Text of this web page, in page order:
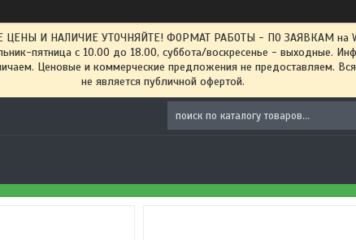
И НАЛИЧИЕ УТОЧНЯЙТЕ! ФОРМАТ РАБОТЫ - ПО ЗАЯВКАМ на
пятница с 10.00 до 18.00, суббота/воскресенье - выходные.
Ценовые и коммерческие предложения не предоставляем.
не является публичной офертой.